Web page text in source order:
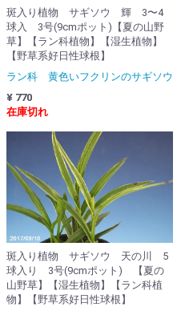
斑入り植物 サギソウ 輝 3〜4
球入 3号(9cmポット)【夏の山野
草】【ラン科植物】【湿生植物】
【野草系好日性球根】
ラン科 黄色いフクリンのサギソウ
¥ 770
在庫切れ
斑入り植物 サギソウ 天の川 5
球入り 3号(9cmポット) 【夏の
山野草】【湿生植物】【ラン科植
物】【野草系好日性球根】